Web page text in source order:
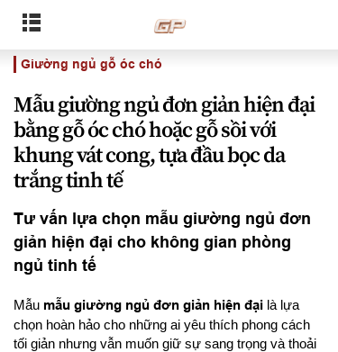
Giường ngủ gỗ óc chó
Mẫu giường ngủ đơn giản hiện đại
bằng gỗ óc chó hoặc gỗ sồi với
khung vát cong, tựa đầu bọc da
trắng tinh tế
Tư vấn lựa chọn mẫu giường ngủ đơn
giản hiện đại cho không gian phòng
ngủ tinh tế
Mẫu mẫu giường ngủ đơn giản hiện đại là lựa
chọn hoàn hảo cho những ai yêu thích phong cách
tối giản nhưng vẫn muốn giữ sự sang trọng và thoải